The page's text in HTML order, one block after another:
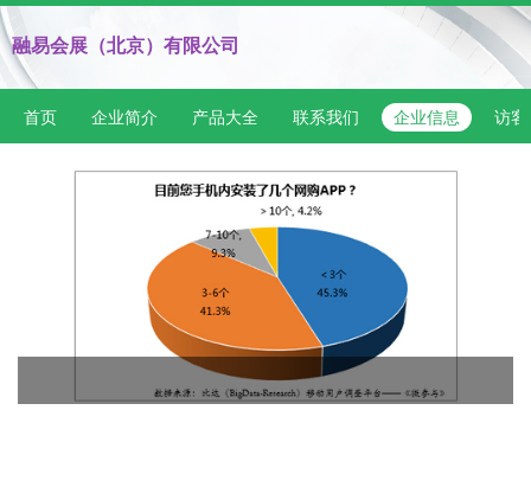
融易会展（北京）有限公司
首页 企业简介 产品大全 联系我们 企业信息 访客